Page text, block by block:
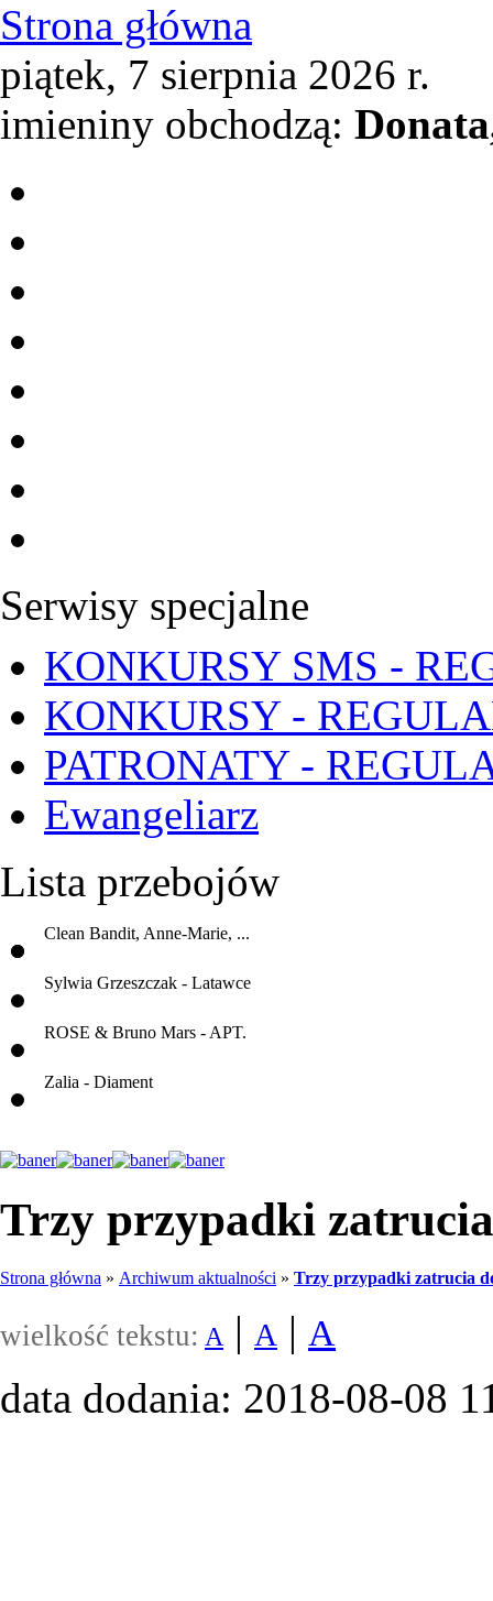
Strona główna
piątek, 7 sierpnia 2026 r.
imieniny obchodzą:
Serwisy specjalne
KONKURSY SMS -
KONKURSY -
PATRONATY -
Ewangeliarz
Lista przebojów
Clean Bandit, Anne-Marie, ...
Sylwia Grzeszczak - Latawce
ROSE & Bruno Mars - APT.
Zalia - Diament
Trzy przypadki
Strona główna » Archiwum aktualności » Trzy przypadki zatrucia
wielkość tekstu: A | A | A
data dodania: 2018-08-08